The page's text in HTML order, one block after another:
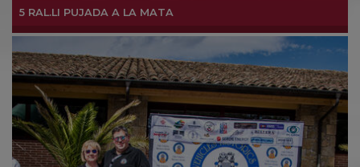
5 RAL.LI PUJADA A LA MATA